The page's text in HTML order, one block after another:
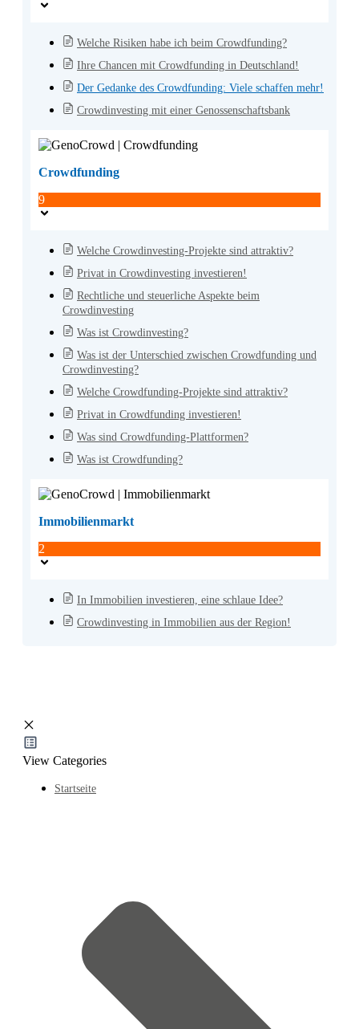
Welche Risiken habe ich beim Crowdfunding?
Ihre Chancen mit Crowdfunding in Deutschland!
Der Gedanke des Crowdfunding: Viele schaffen mehr!
Crowdinvesting mit einer Genossenschaftsbank
Crowdfunding
9
Welche Crowdinvesting-Projekte sind attraktiv?
Privat in Crowdinvesting investieren!
Rechtliche und steuerliche Aspekte beim
Crowdinvesting
Was ist Crowdinvesting?
Was ist der Unterschied zwischen Crowdfunding und
Crowdinvesting?
Welche Crowdfunding-Projekte sind attraktiv?
Privat in Crowdfunding investieren!
Was sind Crowdfunding-Plattformen?
Was ist Crowdfunding?
Immobilienmarkt
2
In Immobilien investieren, eine schlaue Idee?
Crowdinvesting in Immobilien aus der Region!
View Categories
Startseite